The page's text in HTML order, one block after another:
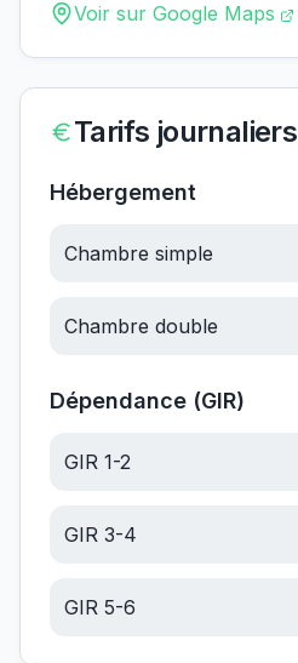
Voir sur Google Maps
Tarifs journaliers
Hébergement
Chambre simple
Chambre double
Dépendance (GIR)
GIR 1-2
GIR 3-4
GIR 5-6